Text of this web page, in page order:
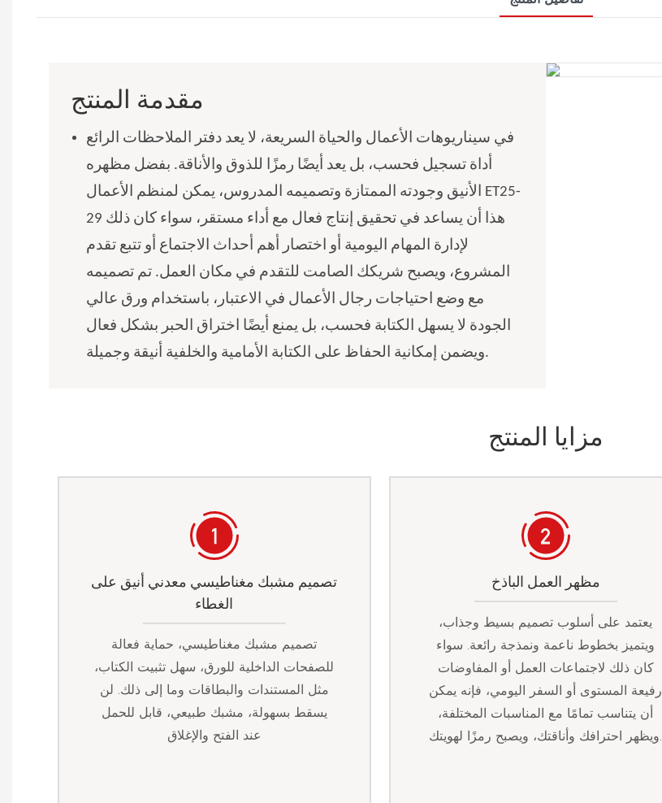
مقدمة المنتج
في سيناريوهات الأعمال والحياة السريعة، لا يعد دفتر الملاحظات الرائع
أداة تسجيل فحسب، بل يعد أيضًا رمزًا للذوق والأناقة. بفضل مظهره
الأنيق وجودته الممتازة وتصميمه المدروس، يمكن لمنظم الأعمال ET25-
29 هذا أن يساعد في تحقيق إنتاج فعال مع أداء مستقر، سواء كان ذلك
لإدارة المهام اليومية أو اختصار أهم أحداث الاجتماع أو تتبع تقدم
المشروع، ويصبح شريكك الصامت للتقدم في مكان العمل. تم تصميمه
مع وضع احتياجات رجال الأعمال في الاعتبار، باستخدام ورق عالي
الجودة لا يسهل الكتابة فحسب، بل يمنع أيضًا اختراق الحبر بشكل فعال
ويضمن إمكانية الحفاظ على الكتابة الأمامية والخلفية أنيقة وجميلة.
مزايا المنتج
تصميم مشبك مغناطيسي معدني أنيق على
الغطاء
تصميم مشبك مغناطيسي، حماية فعالة
للصفحات الداخلية للورق، سهل تثبيت الكتاب،
مثل المستندات والبطاقات وما إلى ذلك. لن
يسقط بسهولة، مشبك طبيعي، قابل للحمل
عند الفتح والإغلاق
مظهر العمل الباذخ
يعتمد على أسلوب تصميم بسيط وجذاب،
ويتميز بخطوط ناعمة ونمذجة رائعة. سواء
كان ذلك لاجتماعات العمل أو المفاوضات
رفيعة المستوى أو السفر اليومي، فإنه يمكن
أن يتناسب تمامًا مع المناسبات المختلفة،
ويظهر احترافك وأناقتك، ويصبح رمزًا لهويتك.